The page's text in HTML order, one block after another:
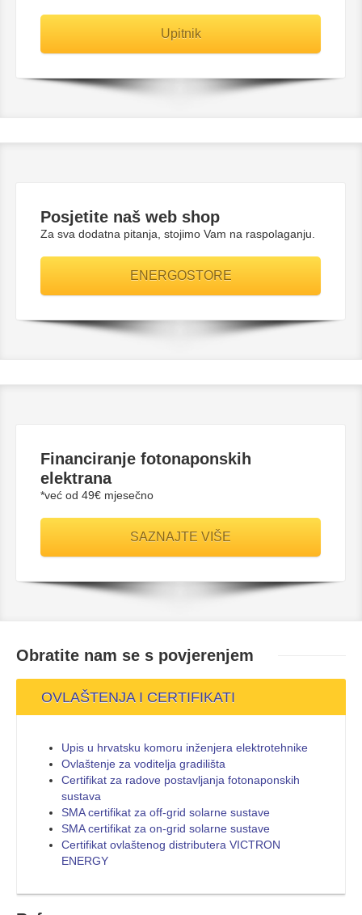
Upitnik
Posjetite naš web shop
Za sva dodatna pitanja, stojimo Vam na raspolaganju.
ENERGOSTORE
Financiranje fotonaponskih
elektrana
*već od 49€ mjesečno
SAZNAJTE VIŠE
Obratite nam se s povjerenjem
OVLAŠTENJA I CERTIFIKATI
Upis u hrvatsku komoru inženjera elektrotehnike
Ovlaštenje za voditelja gradilišta
Certifikat za radove postavljanja fotonaponskih
sustava
SMA certifikat za off-grid solarne sustave
SMA certifikat za on-grid solarne sustave
Certifikat ovlaštenog distributera VICTRON
ENERGY